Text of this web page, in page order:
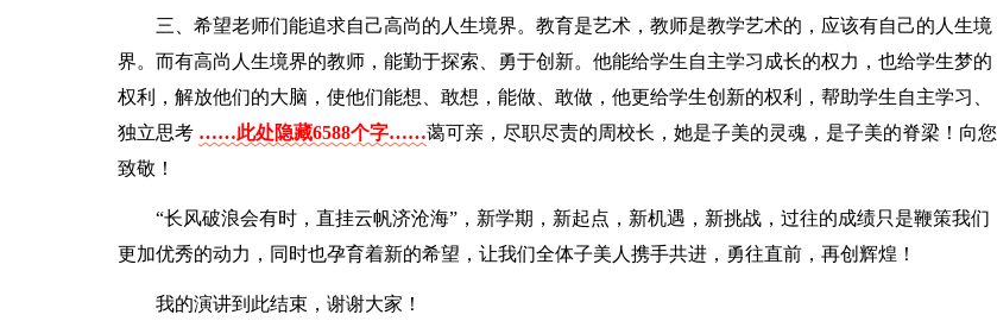
三、希望老师们能追求自己高尚的人生境界。教育是艺术，教师是教学艺术的，应该有自己的人生境
界。而有高尚人生境界的教师，能勤于探索、勇于创新。他能给学生自主学习成长的权力，也给学生梦的
权利，解放他们的大脑，使他们能想、敢想，能做、敢做，他更给学生创新的权利，帮助学生自主学习、
独立思考 ……此处隐藏6588个字……蔼可亲，尽职尽责的周校长，她是子美的灵魂，是子美的脊梁！向您
致敬！
“长风破浪会有时，直挂云帆济沧海”，新学期，新起点，新机遇，新挑战，过往的成绩只是鞭策我们
更加优秀的动力，同时也孕育着新的希望，让我们全体子美人携手共进，勇往直前，再创辉煌！
我的演讲到此结束，谢谢大家！